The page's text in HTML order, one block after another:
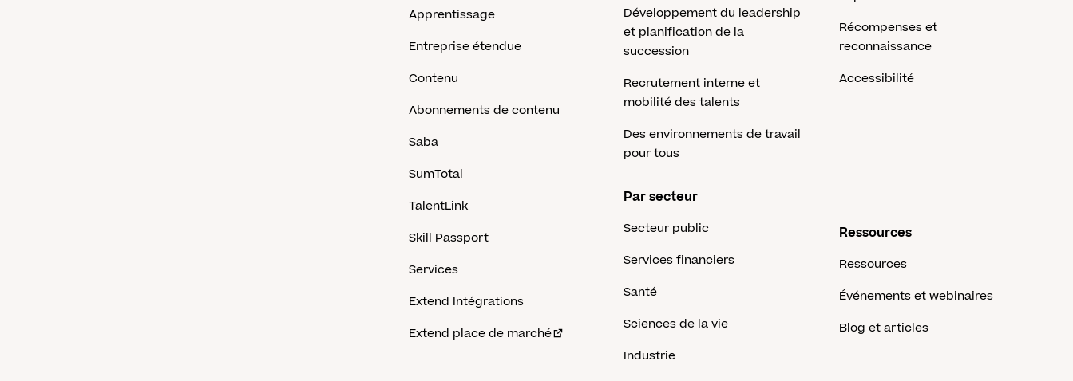
Apprentissage
Entreprise étendue
Contenu
Abonnements de contenu
Saba
SumTotal
TalentLink
Skill Passport
Services
Extend Intégrations
Extend place de marché
Développement du leadership
et planification de la
succession
Recrutement interne et
mobilité des talents
Des environnements de travail
pour tous
Par secteur
Secteur public
Services financiers
Santé
Sciences de la vie
Industrie
Récompenses et
reconnaissance
Accessibilité
Ressources
Ressources
Événements et webinaires
Blog et articles